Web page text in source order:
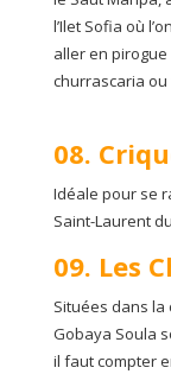
l’Ilet Sofia où
aller en
churrascaria
08.
Idéale pour se
Saint-Laurent
09. Les
Situées dans la
Gobaya Soula
il faut compter